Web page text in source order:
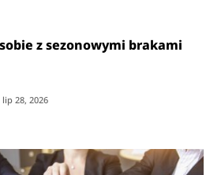
z sezonowymi brakami
lip 28, 2026